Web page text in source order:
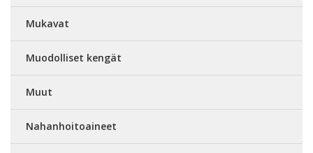
Mukavat
Muodolliset kengät
Muut
Nahanhoitoaineet